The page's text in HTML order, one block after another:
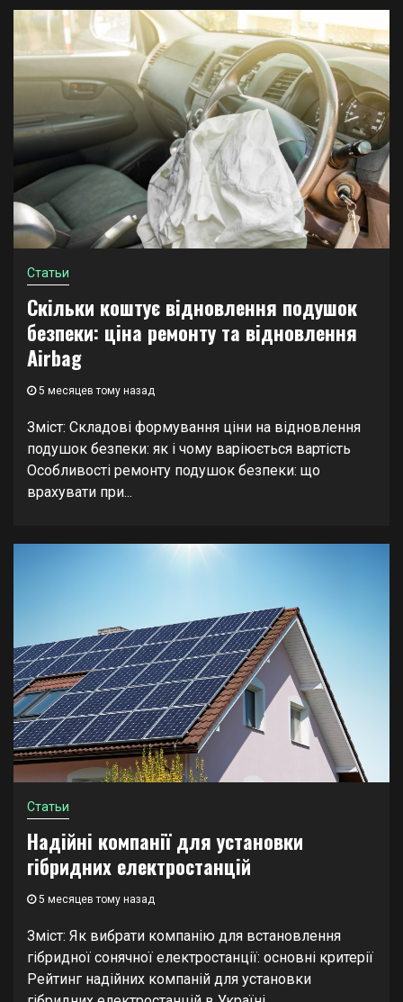
Статьи
Скільки коштує відновлення подушок
безпеки: ціна ремонту та відновлення
Airbag
5 месяцев тому назад
Зміст: Складові формування ціни на відновлення
подушок безпеки: як і чому варіюється вартість
Особливості ремонту подушок безпеки: що
врахувати при...
Статьи
Надійні компанії для установки
гібридних електростанцій
5 месяцев тому назад
Зміст: Як вибрати компанію для встановлення
гібридної сонячної електростанції: основні критерії
Рейтинг надійних компаній для установки